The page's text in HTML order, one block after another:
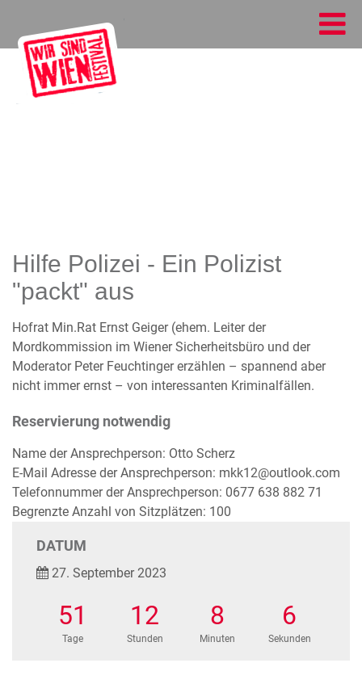
Hilfe Polizei - Ein Polizist
"packt" aus
Hofrat Min.Rat Ernst Geiger (ehem. Leiter der
Mordkommission im Wiener Sicherheitsbüro und der
Moderator Peter Feuchtinger erzählen – spannend aber
nicht immer ernst – von interessanten Kriminalfällen.
Reservierung notwendig
Name der Ansprechperson: Otto Scherz
E-Mail Adresse der Ansprechperson: mkk12@outlook.com
Telefonnummer der Ansprechperson: 0677 638 882 71
Begrenzte Anzahl von Sitzplätzen: 100
DATUM
27. September 2023
51
Tage
12
Stunden
8
Minuten
6
Sekunden